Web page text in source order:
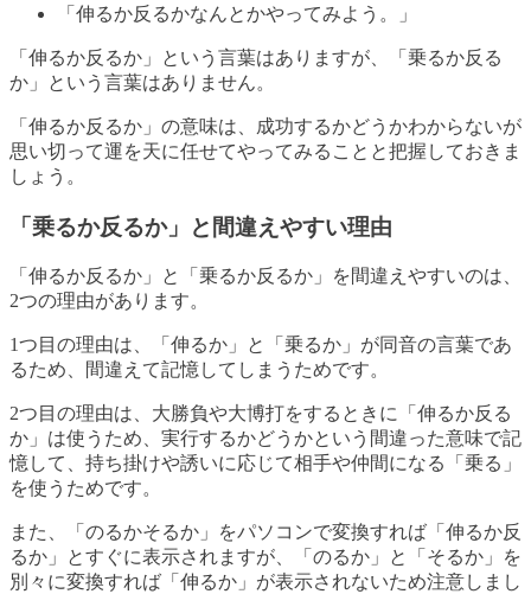
「伸るか反るかなんとかやってみよう。」
「伸るか反るか」という言葉はありますが、「乗るか反る
か」という言葉はありません。
「伸るか反るか」の意味は、成功するかどうかわからないが
思い切って運を天に任せてやってみることと把握しておきま
しょう。
「乗るか反るか」と間違えやすい理由
「伸るか反るか」と「乗るか反るか」を間違えやすいのは、
2つの理由があります。
1つ目の理由は、「伸るか」と「乗るか」が同音の言葉であ
るため、間違えて記憶してしまうためです。
2つ目の理由は、大勝負や大博打をするときに「伸るか反る
か」は使うため、実行するかどうかという間違った意味で記
憶して、持ち掛けや誘いに応じて相手や仲間になる「乗る」
を使うためです。
また、「のるかそるか」をパソコンで変換すれば「伸るか反
るか」とすぐに表示されますが、「のるか」と「そるか」を
別々に変換すれば「伸るか」が表示されないため注意しまし